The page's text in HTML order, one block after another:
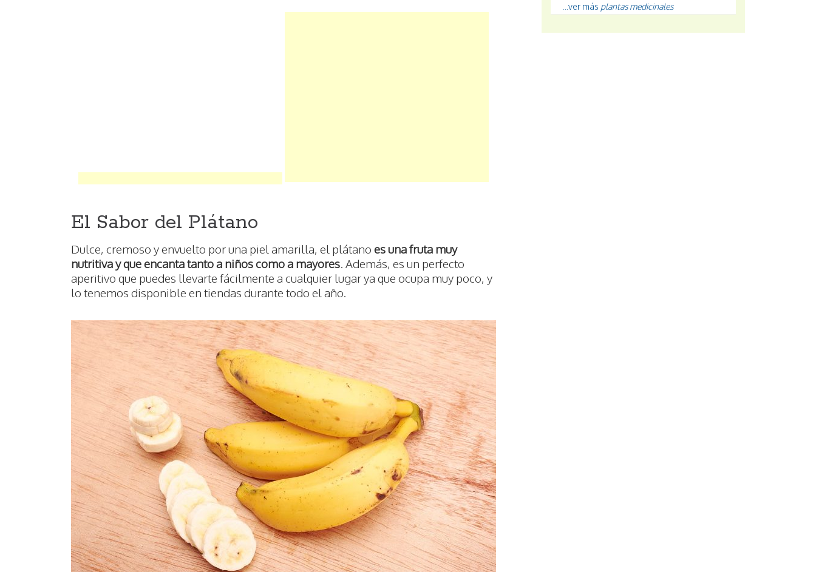
El Sabor del Plátano
Dulce, cremoso y envuelto por una piel amarilla, el plátano es una fruta muy
nutritiva y que encanta tanto a niños como a mayores. Además, es un perfecto
aperitivo que puedes llevarte fácilmente a cualquier lugar ya que ocupa muy poco, y
lo tenemos disponible en tiendas durante todo el año.
...ver más plantas medicinales